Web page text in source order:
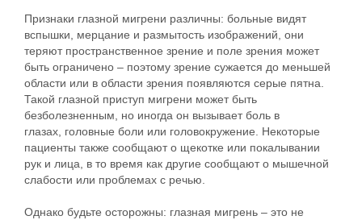
Признаки глазной мигрени различны: больные видят
вспышки, мерцание и размытость изображений, они
теряют пространственное зрение и поле зрения может
быть ограничено – поэтому зрение сужается до меньшей
области или в области зрения появляются серые пятна.
Такой глазной приступ мигрени может быть
безболезненным, но иногда он вызывает боль в
глазах, головные боли или головокружение. Некоторые
пациенты также сообщают о щекотке или покалывании
рук и лица, в то время как другие сообщают о мышечной
слабости или проблемах с речью.
Однако будьте осторожны: глазная мигрень – это не